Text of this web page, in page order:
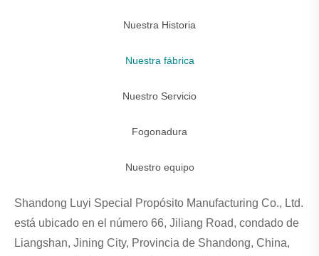
Nuestra Historia
Nuestra fábrica
Nuestro Servicio
Fogonadura
Nuestro equipo
Shandong Luyi Special Propósito Manufacturing Co., Ltd.
está ubicado en el número 66, Jiliang Road, condado de
Liangshan, Jining City, Provincia de Shandong, China,